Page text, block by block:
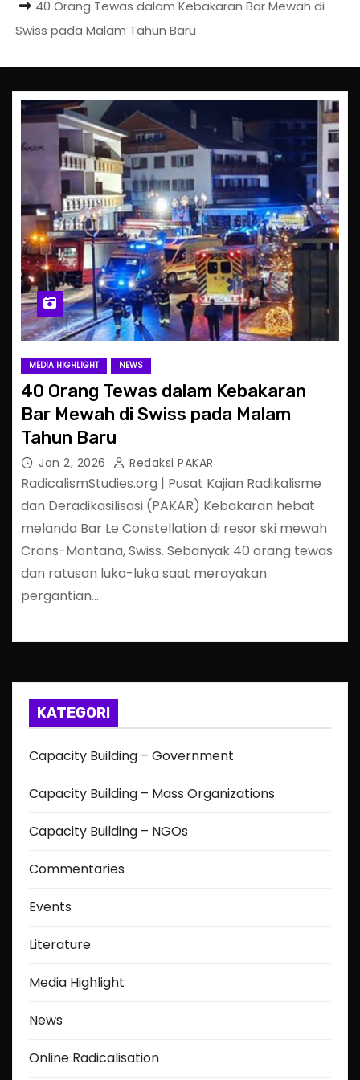
40 Orang Tewas dalam Kebakaran Bar Mewah di
Swiss pada Malam Tahun Baru
MEDIA HIGHLIGHT NEWS
40 Orang Tewas dalam Kebakaran
Bar Mewah di Swiss pada Malam
Tahun Baru
Jan 2, 2026 Redaksi PAKAR
RadicalismStudies.org | Pusat Kajian Radikalisme
dan Deradikasilisasi (PAKAR) Kebakaran hebat
melanda Bar Le Constellation di resor ski mewah
Crans-Montana, Swiss. Sebanyak 40 orang tewas
dan ratusan luka-luka saat merayakan
pergantian…
KATEGORI
Capacity Building – Government
Capacity Building – Mass Organizations
Capacity Building – NGOs
Commentaries
Events
Literature
Media Highlight
News
Online Radicalisation